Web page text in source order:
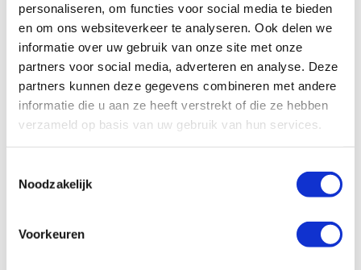
personaliseren, om functies voor social media te bieden
en om ons websiteverkeer te analyseren. Ook delen we
informatie over uw gebruik van onze site met onze
partners voor social media, adverteren en analyse. Deze
partners kunnen deze gegevens combineren met andere
informatie die u aan ze heeft verstrekt of die ze hebben
verzameld op basis van uw gebruik van hun services.
Noodzakelijk
Voorkeuren
Specificaties, tekeningen en plattegrond van de camper zijn